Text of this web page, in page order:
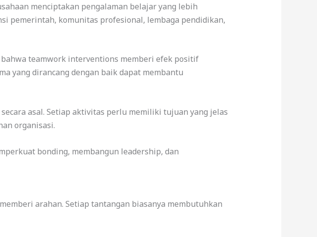
menciptakan pengalaman belajar yang lebih
pemerintah, komunitas profesional, lembaga pendidikan,
teamwork interventions memberi efek positif
yang dirancang dengan baik dapat membantu
asal. Setiap aktivitas perlu memiliki tujuan yang jelas
organisasi.
bonding, membangun leadership, dan
arahan. Setiap tantangan biasanya membutuhkan